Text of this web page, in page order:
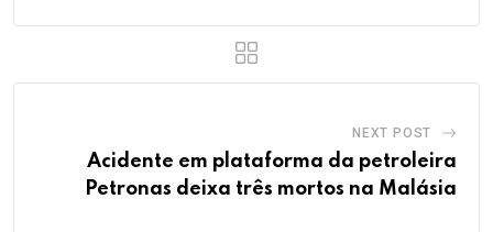
NEXT POST
Acidente em plataforma da petroleira
Petronas deixa três mortos na Malásia